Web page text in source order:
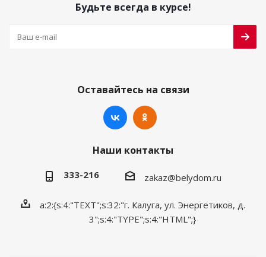
Будьте всегда в курсе!
Оставайтесь на связи
Наши контакты
333-216 zakaz@belydom.ru
a:2:{s:4:"TEXT";s:32:"г. Калуга, ул. Энергетиков, д.
3";s:4:"TYPE";s:4:"HTML";}